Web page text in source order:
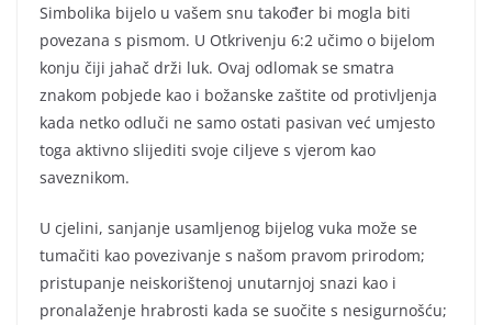
Simbolika bijelo u vašem snu također bi mogla biti
povezana s pismom. U Otkrivenju 6:2 učimo o bijelom
konju čiji jahač drži luk. Ovaj odlomak se smatra
znakom pobjede kao i božanske zaštite od protivljenja
kada netko odluči ne samo ostati pasivan već umjesto
toga aktivno slijediti svoje ciljeve s vjerom kao
saveznikom.
U cjelini, sanjanje usamljenog bijelog vuka može se
tumačiti kao povezivanje s našom pravom prirodom;
pristupanje neiskorištenoj unutarnjoj snazi kao i
pronalaženje hrabrosti kada se suočite s nesigurnošću;